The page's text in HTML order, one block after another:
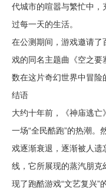
代城市的喧嚣与繁忙中
过每一天的生活。
在公测期间，游戏邀请
戏的同名主题曲《空之
数在这片奇幻世界中冒险
结语
大约十年前，《神庙逃亡
一场“全民酷跑”的热潮。
戏逐渐衰退，逐渐被人遗
线，它所展现的蒸汽朋克
现了跑酷游戏“文艺复兴”